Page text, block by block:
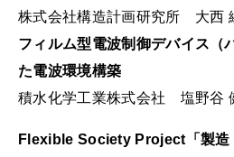
株式会社構造計画研究所 大西
フィルム型電波制御デバイス（
た電波環境構築
積水化学工業株式会社 塩野谷
Flexible Society Project「製造